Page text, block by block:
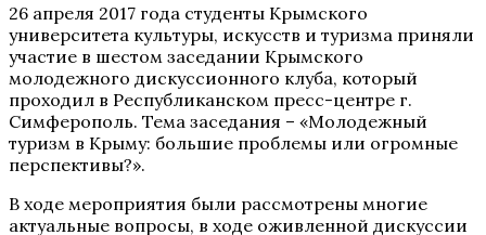
26 апреля 2017 года студенты Крымского
университета культуры, искусств и туризма приняли
участие в шестом заседании Крымского
молодежного дискуссионного клуба, который
проходил в Республиканском пресс-центре г.
Симферополь. Тема заседания – «Молодежный
туризм в Крыму: большие проблемы или огромные
перспективы?».
В ходе мероприятия были рассмотрены многие
актуальные вопросы, в ходе оживленной дискуссии